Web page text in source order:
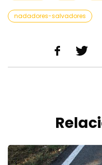
nadadores-salvadores